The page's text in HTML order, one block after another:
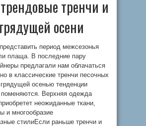
тренчи и
осени
период межсезонья
плаща. В последние пару
предлагали нам облачаться
в классические тренчи песочных
осенью тенденции
поменяются. Верхняя одежда
неожиданные ткани,
и многообразие
стилиЕсли раньше тренчи и